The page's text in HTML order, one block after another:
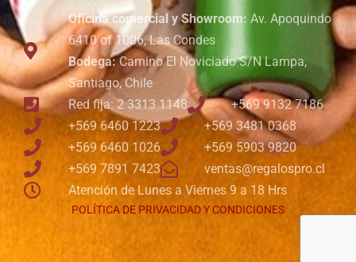
Oficina comercial y Showroom: Av. Apoquindo
6410 of 1006, Las Condes
Bodega:Camino El Noviciado S/N Lampa,
Santiago, Chile
Red fija: 2 3313 1148
+569 9132 7186
+569 6460 1223
+569 3481 0368
+569 6460 1026
+569 5903 9820
+569 7891 7423
ventas@regalospro.cl
Atención de Lunes a Viernes 9 a 18 Hrs
POLÍTICA DE PRIVACIDAD Y CONDICIONES